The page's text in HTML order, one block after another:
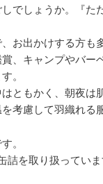
でしょうか。『た
お出かけする方も
、キャンプやバー
。
ともかく、朝夜は
考慮して羽織れる
。
を取り扱っていま